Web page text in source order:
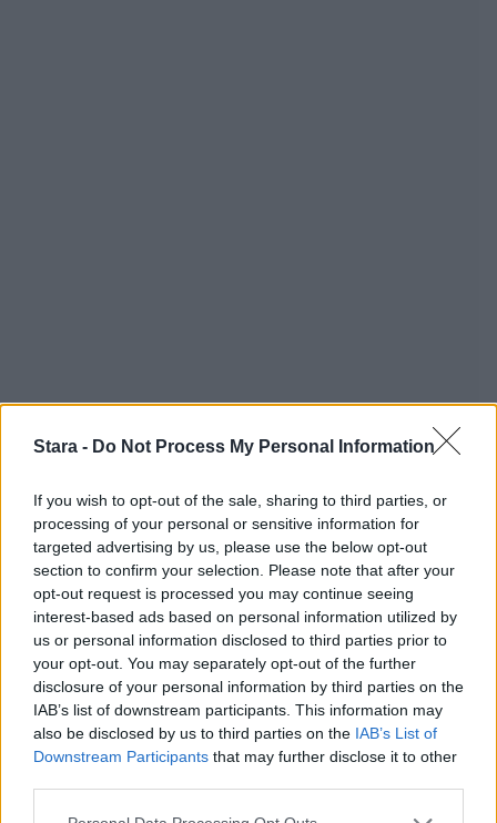
Stara - Do Not Process My Personal Information
If you wish to opt-out of the sale, sharing to third parties, or
processing of your personal or sensitive information for
targeted advertising by us, please use the below opt-out
section to confirm your selection. Please note that after your
opt-out request is processed you may continue seeing
interest-based ads based on personal information utilized by
us or personal information disclosed to third parties prior to
your opt-out. You may separately opt-out of the further
disclosure of your personal information by third parties on the
IAB’s list of downstream participants. This information may
also be disclosed by us to third parties on the IAB’s List of
Downstream Participants that may further disclose it to other
Staran luetuimmat
1